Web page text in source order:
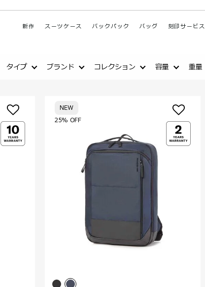
新作 スーツケース バックパック バッグ 刻印サービス
タイプ ブランド コレクション 容量 重量
25% OFF
NEW